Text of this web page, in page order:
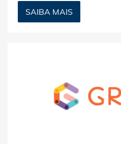
de todos os membros do
SAIBA MAIS